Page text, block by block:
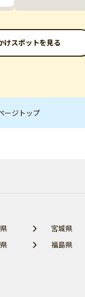
けスポットを見る
ージトップ
宮城県
福島県